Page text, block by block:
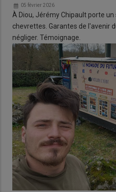
05 février 2026
À Diou, Jérémy Chipault porte
chevrettes. Garantes de l'avenir
négliger. Témoignage.